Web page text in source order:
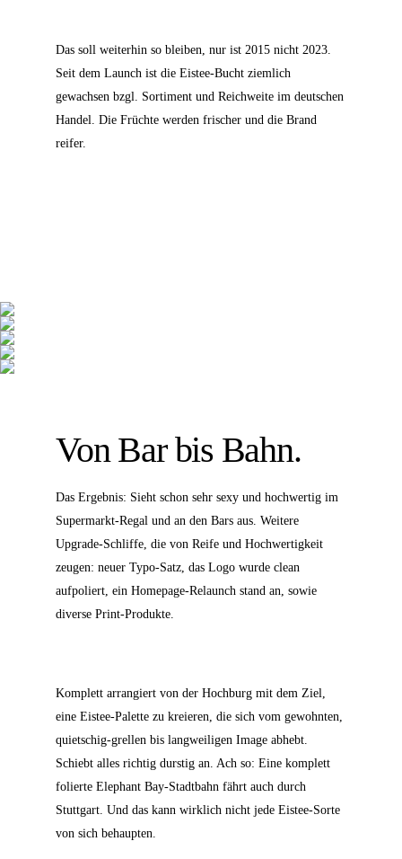
Das soll weiterhin so bleiben, nur ist 2015 nicht 2023.
Seit dem Launch ist die Eistee-Bucht ziemlich
gewachsen bzgl. Sortiment und Reichweite im deutschen
Handel. Die Früchte werden frischer und die Brand
reifer.
Von Bar bis Bahn.
Das Ergebnis: Sieht schon sehr sexy und hochwertig im
Supermarkt-Regal und an den Bars aus. Weitere
Upgrade-Schliffe, die von Reife und Hochwertigkeit
zeugen: neuer Typo-Satz, das Logo wurde clean
aufpoliert, ein Homepage-Relaunch stand an, sowie
diverse Print-Produkte.
Komplett arrangiert von der Hochburg mit dem Ziel,
eine Eistee-Palette zu kreieren, die sich vom gewohnten,
quietschig-grellen bis langweiligen Image abhebt.
Schiebt alles richtig durstig an. Ach so: Eine komplett
folierte Elephant Bay-Stadtbahn fährt auch durch
Stuttgart. Und das kann wirklich nicht jede Eistee-Sorte
von sich behaupten.